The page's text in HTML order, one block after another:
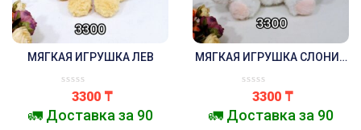
МЯГКАЯ ИГРУШКА ЛЕВ
3300 ₸
🚛 Доставка за 90
МЯГКАЯ ИГРУШКА СЛОНИК
3300 ₸
🚛 Доставка за 90